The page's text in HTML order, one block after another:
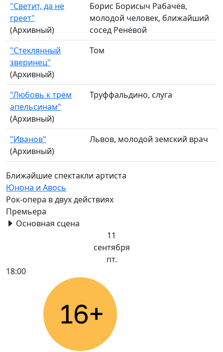
"Светит, да не
греет"
(Архивный)
Борис Борисыч Рабачёв,
молодой человек, ближайший
сосед Ренёвой
"Стеклянный
зверинец"
(Архивный)
Том
"Любовь к трём
апельсинам"
(Архивный)
Труффальдино, слуга
"Иванов"
(Архивный)
Львов, молодой земский врач
Ближайшие спектакли артиста
Юнона и Авось
Рок-опера в двух действиях
Премьера
Основная сцена
11
сентября
пт.
18:00